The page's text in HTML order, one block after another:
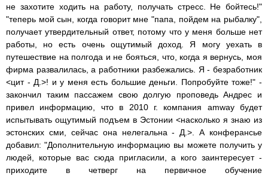
не захотите ходить на работу, получать стресс. Не бойтесь!"
"теперь мой сын, когда говорит мне "папа, пойдем на рыбалку",
получает утвердительный ответ, потому что у меня больше нет
работы, но есть очень ощутимый доход. Я могу уехать в
путешествие на полгода и не бояться, что, когда я вернусь, моя
фирма развалилась, а работники разбежались. Я - безработник
<цит - Д.>! и у меня есть большие деньги. Попробуйте тоже!" -
закончил таким пассажем свою долгую проповедь Андрес и
привел информацию, что в 2010 г. компания amway будет
испытывать ощутимый подъем в Эстонии <насколько я знаю из
эстонских сми, сейчас она нелегальна - Д.>. А конферансье
добавил: "Дополнительную информацию вы можете получить у
людей, которые вас сюда пригласили, а кого заинтересует -
приходите в четверг на первичное обучение